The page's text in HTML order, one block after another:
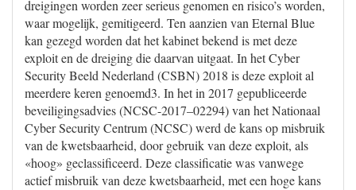
dreigingen worden zeer serieus genomen en risico’s worden,
waar mogelijk, gemitigeerd. Ten aanzien van Eternal Blue
kan gezegd worden dat het kabinet bekend is met deze
exploit en de dreiging die daarvan uitgaat. In het Cyber
Security Beeld Nederland (CSBN) 2018 is deze exploit al
meerdere keren genoemd3. In het in 2017 gepubliceerde
beveiligingsadvies (NCSC-2017–02294) van het Nationaal
Cyber Security Centrum (NCSC) werd de kans op misbruik
van de kwetsbaarheid, door gebruik van deze exploit, als
«hoog» geclassificeerd. Deze classificatie was vanwege
actief misbruik van deze kwetsbaarheid, met een hoge kans